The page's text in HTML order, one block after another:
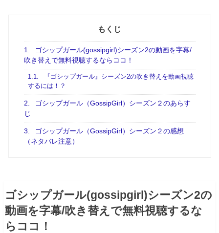
もくじ
1.
ゴシップガール(gossipgirl)シーズン2の動画を字幕/
吹き替えで無料視聴するならココ！
1.1.
『ゴシップガール』シーズン2の吹き替えを動画視聴
するには！？
2.
ゴシップガール（GossipGirl）シーズン２のあらす
じ
3.
ゴシップガール（GossipGirl）シーズン２の感想
（ネタバレ注意）
ゴシップガール(gossipgirl)シーズン2の
動画を字幕/吹き替えで無料視聴するな
らココ！